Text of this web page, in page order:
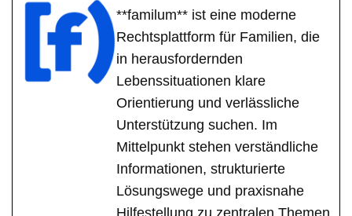
**familum** ist eine moderne
Rechtsplattform für Familien, die
in herausfordernden
Lebenssituationen klare
Orientierung und verlässliche
Unterstützung suchen. Im
Mittelpunkt stehen verständliche
Informationen, strukturierte
Lösungswege und praxisnahe